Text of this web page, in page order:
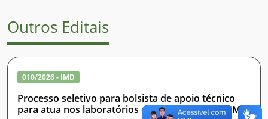
Outros Editais
010/2026 - IMD
Processo seletivo para bolsista de apoio técnico
para atua nos laboratórios de ensino no nPITI/IMD